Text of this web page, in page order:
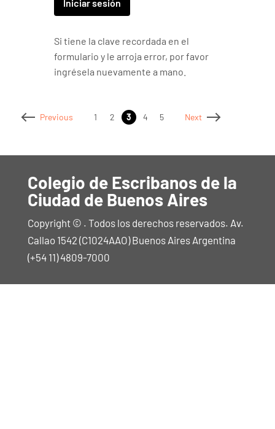
Si tiene la clave recordada en el
formulario y le arroja error, por favor
ingrésela nuevamente a mano.
Previous 1 2 3 4 5 Next
Colegio de Escribanos de la
Ciudad de Buenos Aires
Copyright © . Todos los derechos reservados. Av.
Callao 1542 (C1024AAO) Buenos Aires Argentina
(+54 11) 4809-7000